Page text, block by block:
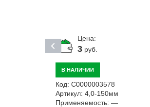
Цена:
3 руб.
В НАЛИЧИИ
Код: С0000003578
Артикул: 4,0-150мм
Применяемость: —